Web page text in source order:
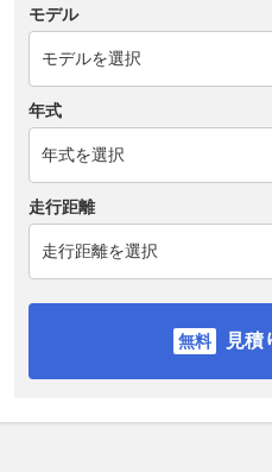
モデル
年式
走行距離
見積